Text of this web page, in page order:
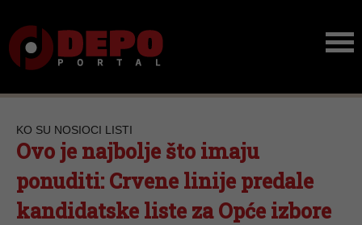
KO SU NOSIOCI LISTI
Ovo je najbolje što imaju
ponuditi: Crvene linije predale
kandidatske liste za Opće izbore